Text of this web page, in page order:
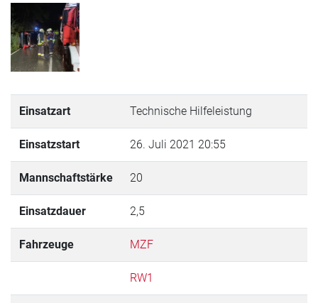
Einsatzart Technische Hilfeleistung
Einsatzstart 26. Juli 2021 20:55
Mannschaftstärke 20
Einsatzdauer 2,5
Fahrzeuge MZF
RW1